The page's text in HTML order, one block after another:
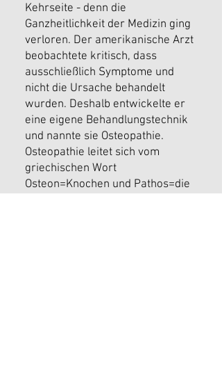
Kehrseite - denn die
Ganzheitlichkeit der Medizin ging
verloren. Der amerikanische Arzt
beobachtete kritisch, dass
ausschließlich Symptome und
nicht die Ursache behandelt
wurden. Deshalb entwickelte er
eine eigene Behandlungstechnik
und nannte sie Osteopathie.
Osteopathie leitet sich vom
griechischen Wort
Osteon=Knochen und Pathos=die